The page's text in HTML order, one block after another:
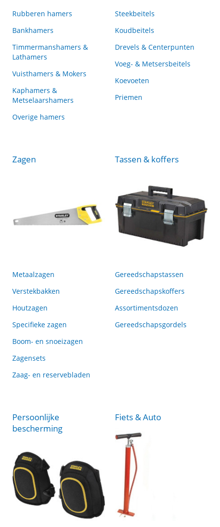
Rubberen hamers
Bankhamers
Timmermanshamers &
Lathamers
Vuisthamers & Mokers
Kaphamers &
Metselaarshamers
Overige hamers
Steekbeitels
Koudbeitels
Drevels & Centerpunten
Voeg- & Metsersbeitels
Koevoeten
Priemen
Zagen
Metaalzagen
Verstekbakken
Houtzagen
Specifieke zagen
Boom- en snoeizagen
Zagensets
Zaag- en reservebladen
Tassen & koffers
Gereedschapstassen
Gereedschapskoffers
Assortimentsdozen
Gereedschapsgordels
Persoonlijke
bescherming
Fiets & Auto